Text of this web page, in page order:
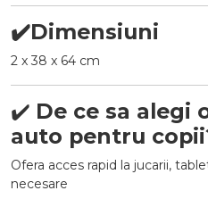
✔️Dimensiuni
2 x 38 x 64 cm
✔️ De ce sa alegi
auto pentru
Ofera acces rapid la jucarii,
necesare